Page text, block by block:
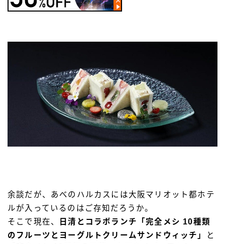
余談だが、あべのハルカスには大阪マリオット都ホテ
ルが入っているのはご存知だろうか。
そこで現在、
日清とコラボランチ「完全メシ 10種類
のフルーツとヨーグルトクリームサンドウィッチ」
と